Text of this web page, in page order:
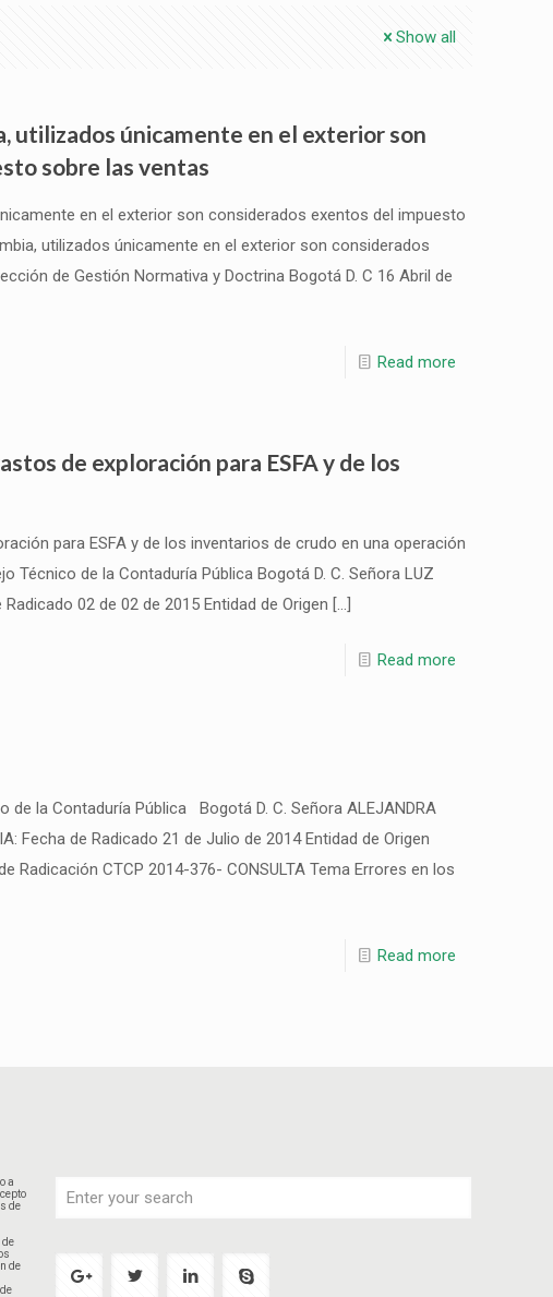
Show all
utilizados únicamente en el exterior son
sobre las ventas
en el exterior son considerados exentos del impuesto
utilizados únicamente en el exterior son considerados
de Gestión Normativa y Doctrina Bogotá D. C 16 Abril de
Read more
de exploración para ESFA y de los
para ESFA y de los inventarios de crudo en una operación
Técnico de la Contaduría Pública Bogotá D. C. Señora LUZ
Radicado 02 de 02 de 2015 Entidad de Origen […]
Read more
la Contaduría Pública Bogotá D. C. Señora ALEJANDRA
Fecha de Radicado 21 de Julio de 2014 Entidad de Origen
Radicación CTCP 2014-376- CONSULTA Tema Errores en los
Read more
a
de
de